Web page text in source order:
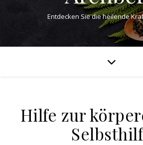
Entdecken Sie die heilende
Hilfe zur